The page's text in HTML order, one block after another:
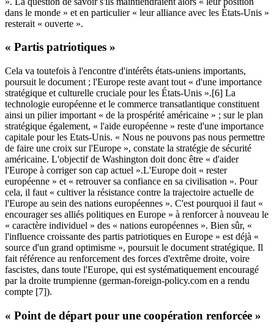
dans le monde » et en particulier « leur alliance avec les États-Unis »
resterait « ouverte ».
« Partis patriotiques »
Cela va toutefois à l'encontre d'intérêts états-uniens importants,
poursuit le document ; l'Europe reste avant tout « d'une importance
stratégique et culturelle cruciale pour les États-Unis ».[6] La
technologie européenne et le commerce transatlantique constituent
ainsi un pilier important « de la prospérité américaine » ; sur le plan
stratégique également, « l'aide européenne » reste d'une importance
capitale pour les Etats-Unis. « Nous ne pouvons pas nous permettre
de faire une croix sur l'Europe », constate la stratégie de sécurité
américaine. L'objectif de Washington doit donc être « d'aider
l'Europe à corriger son cap actuel ».L'Europe doit « rester
européenne » et « retrouver sa confiance en sa civilisation ». Pour
cela, il faut « cultiver la résistance contre la trajectoire actuelle de
l'Europe au sein des nations européennes ». C'est pourquoi il faut «
encourager ses alliés politiques en Europe » à renforcer à nouveau le
« caractère individuel » des « nations européennes ». Bien sûr, «
l'influence croissante des partis patriotiques en Europe » est déjà «
source d'un grand optimisme », poursuit le document stratégique. Il
fait référence au renforcement des forces d'extrême droite, voire
fascistes, dans toute l'Europe, qui est systématiquement encouragé
par la droite trumpienne (german-foreign-policy.com en a rendu
compte [7]).
« Point de départ pour une coopération renforcée »